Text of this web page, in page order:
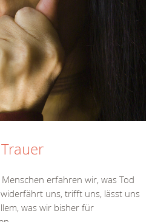
erfahren wir, was Tod
uns, trifft uns, lässt uns
was wir bisher für